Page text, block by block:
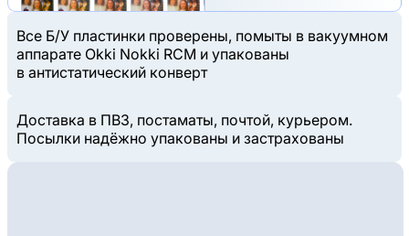
Все Б/У пластинки проверены, помыты в вакуумном
аппарате Okki Nokki RCM и упакованы
в антистатический конверт
Доставка в ПВЗ, постаматы, почтой, курьером.
Посылки надёжно упакованы и застрахованы